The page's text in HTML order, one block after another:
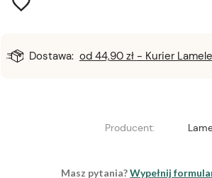
Dostawa: od 44,90 zł - Kurier
Producent:
Masz pytania?Wypełnij